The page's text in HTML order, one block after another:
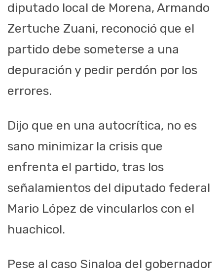
diputado local de Morena, Armando
Zertuche Zuani, reconoció que el
partido debe someterse a una
depuración y pedir perdón por los
errores.
Dijo que en una autocrítica, no es
sano minimizar la crisis que
enfrenta el partido, tras los
señalamientos del diputado federal
Mario López de vincularlos con el
huachicol.
Pese al caso Sinaloa del gobernador